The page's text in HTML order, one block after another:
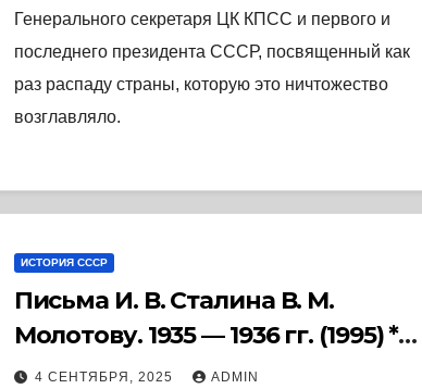
Генерального секретаря ЦК КПСС и первого и
последнего президента СССР, посвященный как
раз распаду страны, которую это ничтожество
возглавляло.
ИСТОРИЯ СССР
Письма И. В. Сталина В. М.
Молотову. 1935 — 1936 гг. (1995) *
Книга
4 СЕНТЯБРЯ, 2025 ADMIN